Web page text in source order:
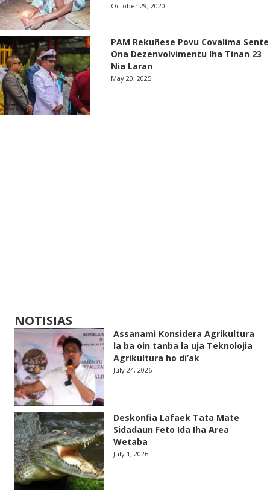
October 29, 2020
PAM Rekuñese Povu Covalima Sente
Ona Dezenvolvimentu Iha Tinan 23
Nia Laran
May 20, 2025
NOTISIAS
Assanami Konsidera Agrikultura
la ba oin tanba la uja Teknolojia
Agrikultura ho di’ak
July 24, 2026
Deskonfia Lafaek Tata Mate
Sidadaun Feto Ida Iha Area
Wetaba
July 1, 2026